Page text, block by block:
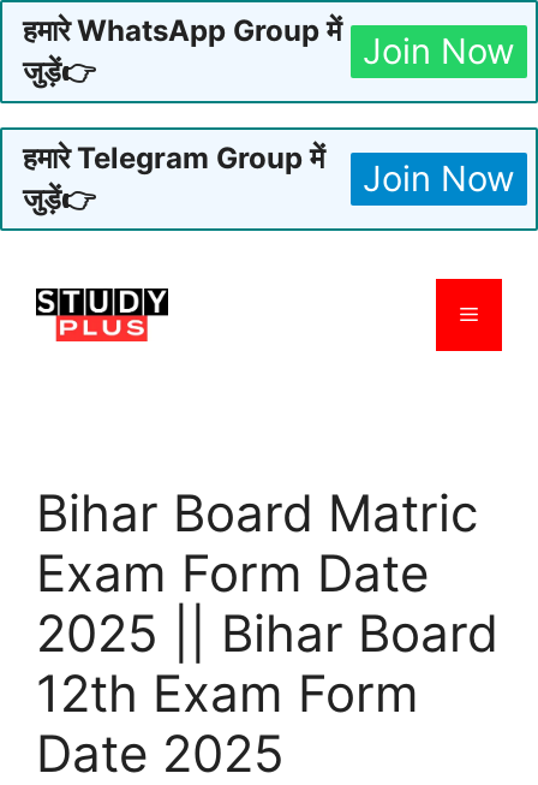
हमारे WhatsApp Group में
जुड़ें👉
Join Now
हमारे Telegram Group में
जुड़ें👉
Join Now
content
Menu
Bihar Board Matric
Exam Form Date
2025 || Bihar Board
12th Exam Form
Date 2025